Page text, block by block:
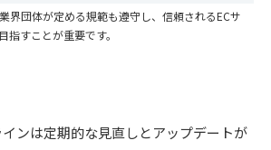
界団体が定める規範も遵守し、信頼されるECサ
指すことが重要です。
ンは定期的な見直しとアップデートが